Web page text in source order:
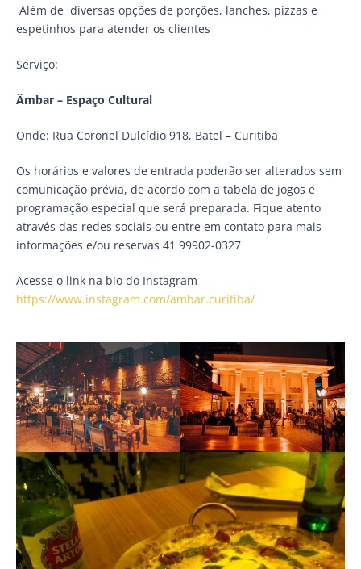
Além de diversas opções de porções, lanches, pizzas e
espetinhos para atender os clientes
Serviço:
Âmbar – Espaço Cultural
Onde: Rua Coronel Dulcídio 918, Batel – Curitiba
Os horários e valores de entrada poderão ser alterados sem
comunicação prévia, de acordo com a tabela de jogos e
programação especial que será preparada. Fique atento
através das redes sociais ou entre em contato para mais
informações e/ou reservas 41 99902-0327
Acesse o link na bio do Instagram
https://www.instagram.com/ambar.curitiba/